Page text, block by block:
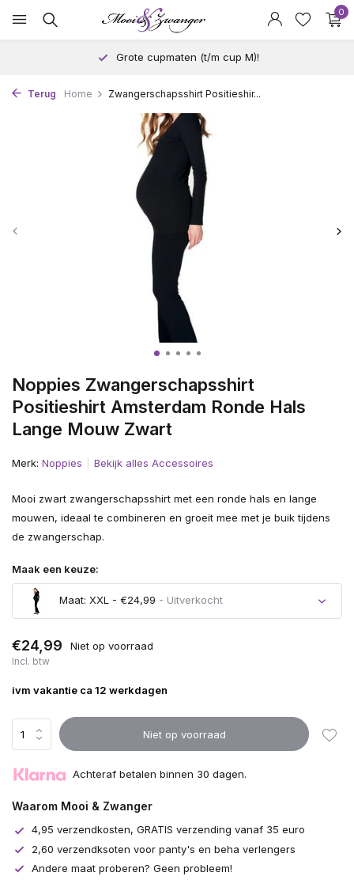
0
Grote cupmaten (t/m cup M)!
Terug Home Zwangerschapsshirt Positieshir...
Noppies Zwangerschapsshirt
Positieshirt Amsterdam Ronde Hals
Lange Mouw Zwart
Merk: Noppies Bekijk alles Accessoires
Mooi zwart zwangerschapsshirt met een ronde hals en lange
mouwen, ideaal te combineren en groeit mee met je buik tijdens
de zwangerschap.
Maak een keuze:
Maat: XXL - €24,99 - Uitverkocht
€24,99 Niet op voorraad
Incl. btw
ivm vakantie ca 12 werkdagen
Niet op voorraad
Achteraf betalen binnen 30 dagen.
Waarom Mooi & Zwanger
4,95 verzendkosten, GRATIS verzending vanaf 35 euro
2,60 verzendksoten voor panty's en beha verlengers
Andere maat proberen? Geen probleem!